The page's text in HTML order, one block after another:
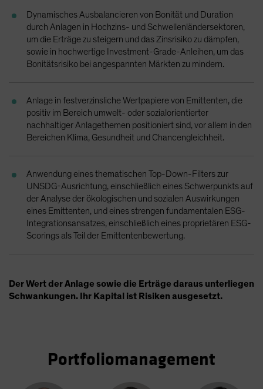
UK
United States (US Citizens)
US (Non-US Citizens/NRC)
Dynamisches Ausbalancieren von Bonität und Duration
durch Anlagen in Hochzins- und Schwellenländersektoren,
um die Erträge zu steigern und das Zinsrisiko zu dämpfen,
sowie in hochwertige Investment-Grade-Anleihen, um das
Bonitätsrisiko bei angespannten Märkten zu mindern.
Anlage in festverzinsliche Wertpapiere von Emittenten, die
positiv im Bereich umwelt- oder sozialorientierter
nachhaltiger Anlagethemen positioniert sind, vor allem in den
Bereichen Klima, Gesundheit und Chancengleichheit.
Anwendung eines thematischen Top-Down-Filters zur
UNSDG-Ausrichtung, einschließlich eines Schwerpunkts auf
der Analyse der ökologischen und sozialen Auswirkungen
eines Emittenten, und eines strengen fundamentalen ESG-
Integrationsansatzes, einschließlich eines proprietären ESG-
Scorings als Teil der Emittentenbewertung.
Der Wert der Anlage sowie die Erträge daraus unterliegen
Schwankungen. Ihr Kapital ist Risiken ausgesetzt.
Portfoliomanagement